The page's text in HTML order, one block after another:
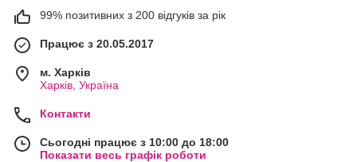
99% позитивних з 200 відгуків за рік
Працює з 20.05.2017
м. Харків
Харків, Україна
Контакти
Сьогодні працює з 10:00 до 18:00
Показати весь графік роботи